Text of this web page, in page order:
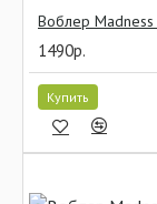
1490р.
Купить